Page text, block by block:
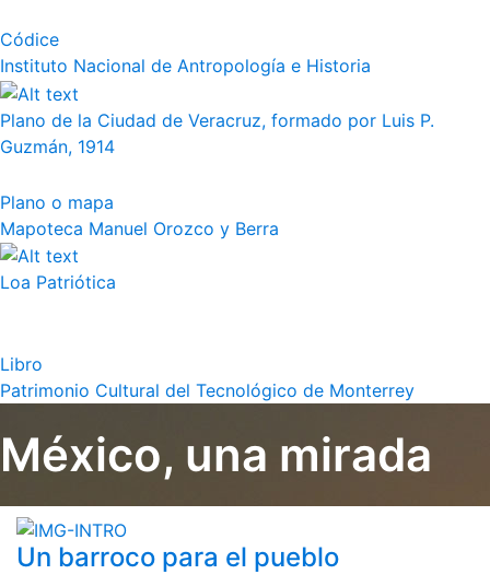
Códice
Instituto Nacional de Antropología e Historia
Plano de la Ciudad de Veracruz, formado por Luis P.
Guzmán, 1914
Plano o mapa
Mapoteca Manuel Orozco y Berra
Loa Patriótica
Libro
Patrimonio Cultural del Tecnológico de Monterrey
México, una mirada
Un barroco para el pueblo